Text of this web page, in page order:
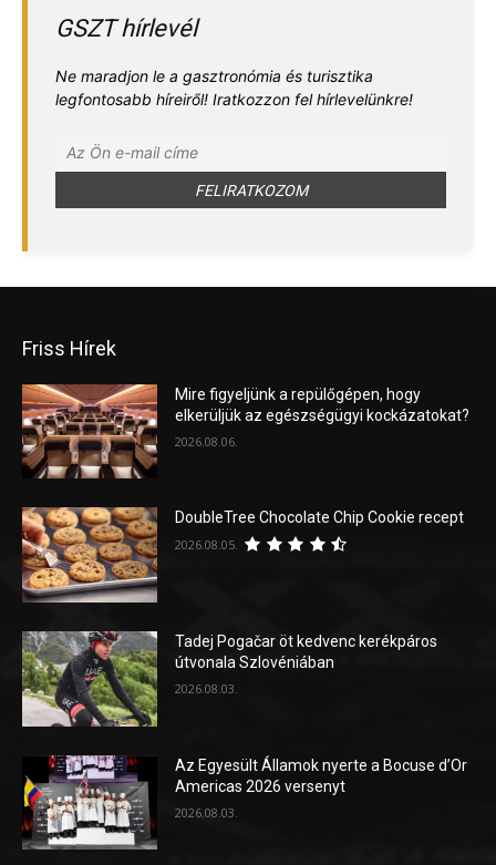
GSZT hírlevél
Ne maradjon le a gasztronómia és turisztika
legfontosabb híreiről! Iratkozzon fel hírlevelünkre!
Friss Hírek
Mire figyeljünk a repülőgépen, hogy
elkerüljük az egészségügyi kockázatokat?
2026.08.06.
DoubleTree Chocolate Chip Cookie recept
2026.08.05.
Tadej Pogačar öt kedvenc kerékpáros
útvonala Szlovéniában
2026.08.03.
Az Egyesült Államok nyerte a Bocuse d’Or
Americas 2026 versenyt
2026.08.03.